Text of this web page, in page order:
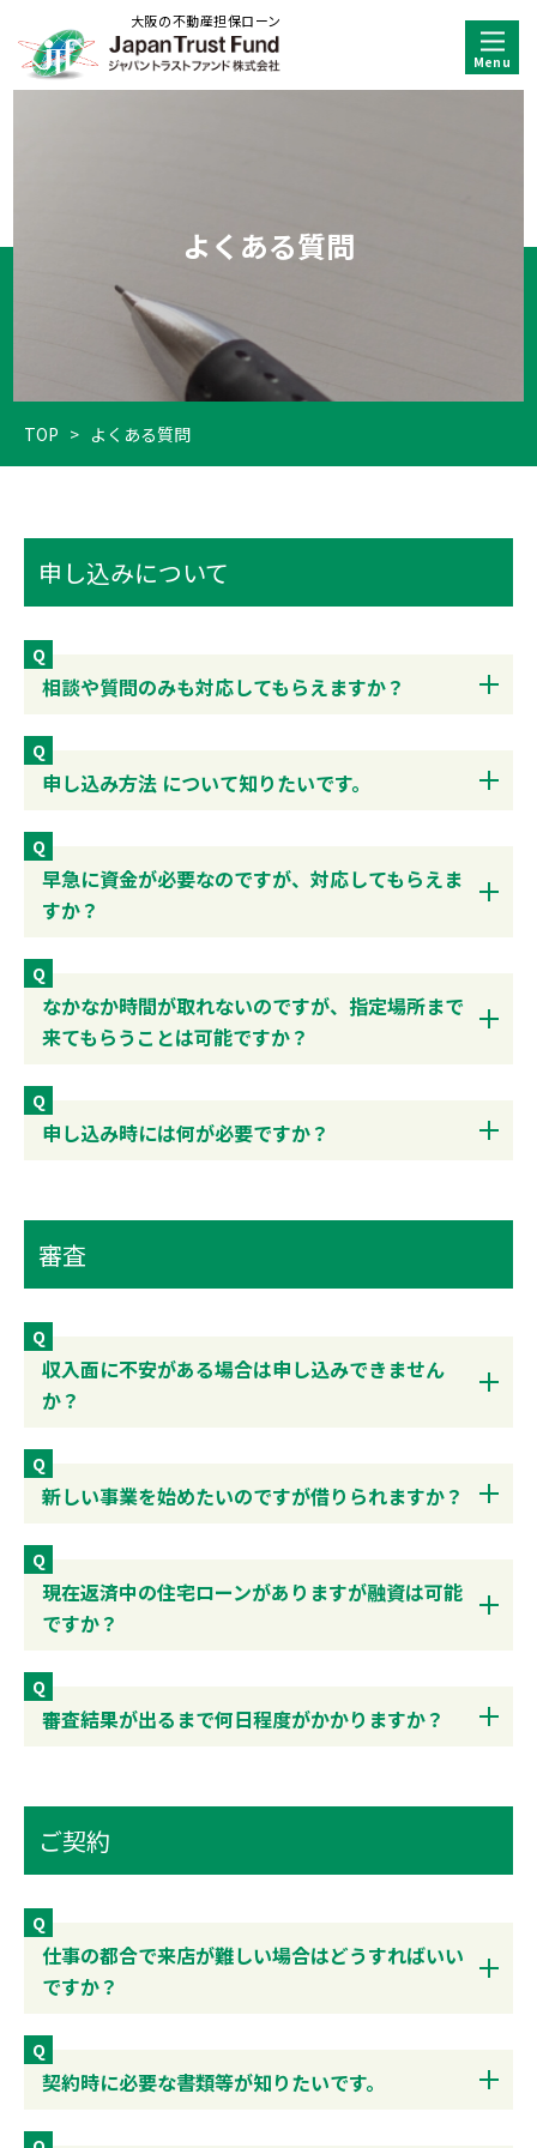
大阪の不動産担保ローン
よくある質問
TOP > よくある質問
申し込みについて
Q
相談や質問のみも対応してもらえますか？
Q
申し込み方法 について知りたいです。
Q
早急に資金が必要なのですが、対応してもらえま
すか？
Q
なかなか時間が取れないのですが、指定場所まで
来てもらうことは可能ですか？
Q
申し込み時には何が必要ですか？
審査
Q
収入面に不安がある場合は申し込みできません
か？
Q
新しい事業を始めたいのですが借りられますか？
Q
現在返済中の住宅ローンがありますが融資は可能
ですか？
Q
審査結果が出るまで何日程度がかかりますか？
ご契約
Q
仕事の都合で来店が難しい場合はどうすればいい
ですか？
Q
契約時に必要な書類等が知りたいです。